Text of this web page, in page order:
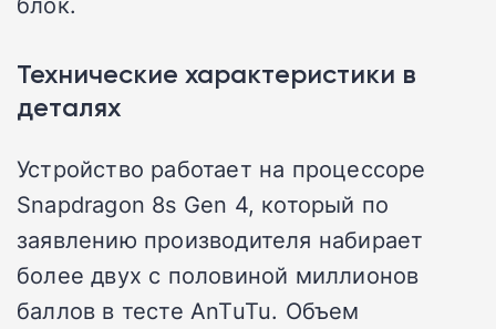
Технические характеристики в
деталях
Устройство работает на процессоре
Snapdragon 8s Gen 4, который по
заявлению производителя набирает
более двух с половиной миллионов
баллов в тесте AnTuTu. Объем